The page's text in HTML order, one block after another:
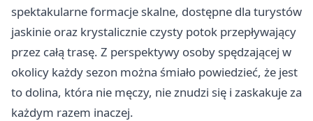
spektakularne formacje skalne, dostępne dla turystów
jaskinie oraz krystalicznie czysty potok przepływający
przez całą trasę. Z perspektywy osoby spędzającej w
okolicy każdy sezon można śmiało powiedzieć, że jest
to dolina, która nie męczy, nie znudzi się i zaskakuje za
każdym razem inaczej.